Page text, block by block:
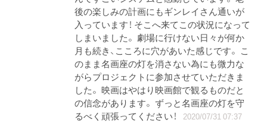
後の楽しみの計画にもギンレイさん通いが
入っています！ そこへ来てこの状況になって
しまいました。 劇場に行けない日々が何か
月も続き、こころに穴があいた感じです。 こ
のまま名画座の灯を消さない為にも微力な
がらプロジェクトに参加させていただきま
した。 映画はやはり映画館で観るものだと
の信念があります。 ずっと名画座の灯を守
るべく頑張ってください！
2020/07/31 07:37